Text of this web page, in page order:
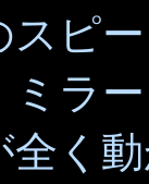
ピ
ミラ
全く